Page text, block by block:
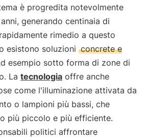
è progredita notevolmente
generando centinaia di
rimedio a questo
esistono soluzioni concrete e
esempio sotto forma di zone di
La tecnologia offre anche
come l'illuminazione attivata da
o lampioni più bassi, che
più piccolo e più efficiente.
politici affrontare